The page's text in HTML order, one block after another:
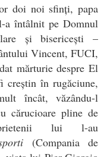
doi noi sfinți, papa
a întâlnit pe Domnul
și bisericești –
Vincent, FUCI,
mărturie despre El
în rugăciune,
încât, văzându-l
cărucioare pline de
lui l-au
(Compania de